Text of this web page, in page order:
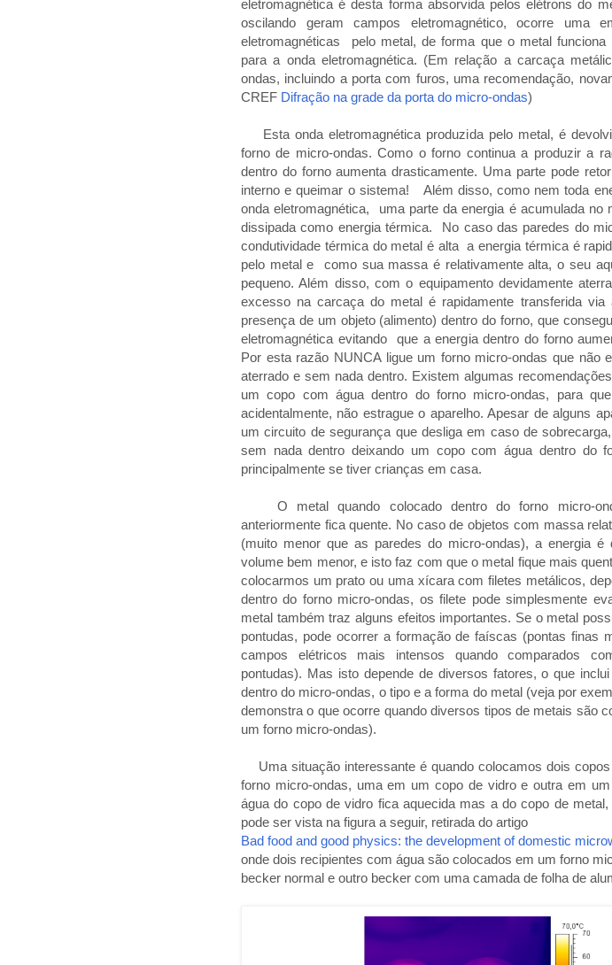
eletromagnética é desta forma absorvida pelos elétrons do
oscilando geram campos eletromagnético, ocorre uma
eletromagnéticas pelo metal, de forma que o metal funciona
para a onda eletromagnética. (Em relação a carcaça
ondas, incluindo a porta com furos, uma recomendação,
CREF Difração na grade da porta do micro-ondas)
Esta onda eletromagnética produzida pelo metal, é
forno de micro-ondas. Como o forno continua a produzir a
dentro do forno aumenta drasticamente. Uma parte pode
interno e queimar o sistema! Além disso, como nem toda
onda eletromagnética, uma parte da energia é acumulada no
dissipada como energia térmica. No caso das paredes do
condutividade térmica do metal é alta a energia térmica é
pelo metal e como sua massa é relativamente alta, o seu
pequeno. Além disso, com o equipamento devidamente
excesso na carcaça do metal é rapidamente transferida
presença de um objeto (alimento) dentro do forno, que
eletromagnética evitando que a energia dentro do forno
Por esta razão NUNCA ligue um forno micro-ondas que não
aterrado e sem nada dentro. Existem algumas
um copo com água dentro do forno micro-ondas, para
acidentalmente, não estrague o aparelho. Apesar de alguns
um circuito de segurança que desliga em caso de
sem nada dentro deixando um copo com água dentro do
principalmente se tiver crianças em casa.
O metal quando colocado dentro do forno micro-
anteriormente fica quente. No caso de objetos com massa
(muito menor que as paredes do micro-ondas), a energia é
volume bem menor, e isto faz com que o metal fique mais
colocarmos um prato ou uma xícara com filetes metálicos,
dentro do forno micro-ondas, os filete pode simplesmente
metal também traz alguns efeitos importantes. Se o metal
pontudas, pode ocorrer a formação de faíscas (pontas finas
campos elétricos mais intensos quando comparados
pontudas). Mas isto depende de diversos fatores, o que
dentro do micro-ondas, o tipo e a forma do metal (veja por
demonstra o que ocorre quando diversos tipos de metais são
um forno micro-ondas).
Uma situação interessante é quando colocamos dois
forno micro-ondas, uma em um copo de vidro e outra em
água do copo de vidro fica aquecida mas a do copo de
pode ser vista na figura a seguir, retirada do artigo
Bad food and good physics: the development of domestic
onde dois recipientes com água são colocados em um forno
becker normal e outro becker com uma camada de folha de